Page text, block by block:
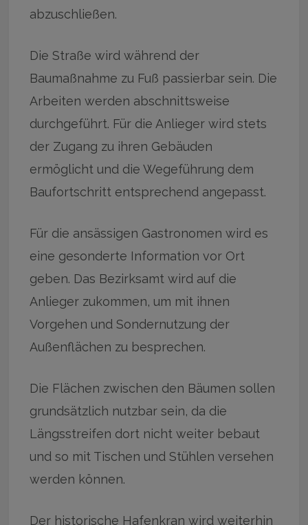
abzuschließen.
Die Straße wird während der
Baumaßnahme zu Fuß passierbar sein. Die
Arbeiten werden abschnittsweise
durchgeführt. Für die Anlieger wird stets
der Zugang zu ihren Gebäuden
ermöglicht und die Wegeführung dem
Baufortschritt entsprechend angepasst.
Für die ansässigen Gastronomen wird es
eine gesonderte Information vor Ort
geben. Das Bezirksamt wird auf die
Anlieger zukommen, um mit ihnen
Vorgehen und Sondernutzung der
Außenflächen zu besprechen.
Die Flächen zwischen den Bäumen sollen
grundsätzlich nutzbar sein, da die
Längsstreifen dort nicht weiter bebaut
und so mit Tischen und Stühlen versehen
werden können.
Der historische Hafenkran wird weiterhin